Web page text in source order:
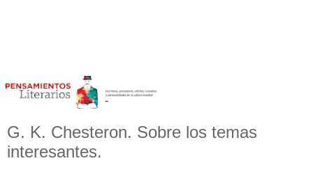
G. K. Chesteron. Sobre los temas
interesantes.